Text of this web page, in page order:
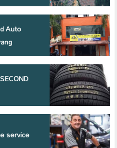
Auto
service